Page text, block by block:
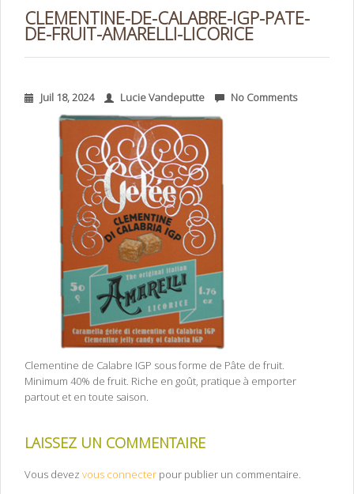
CLEMENTINE-DE-CALABRE-IGP-PATE-
DE-FRUIT-AMARELLI-LICORICE
Juil 18, 2024 Lucie Vandeputte No Comments
Clementine de Calabre IGP sous forme de Pâte de fruit.
Minimum 40% de fruit. Riche en goût, pratique à emporter
partout et en toute saison.
LAISSEZ UN COMMENTAIRE
Vous devez vous connecter pour publier un commentaire.